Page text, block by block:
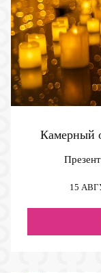
Камерный
15